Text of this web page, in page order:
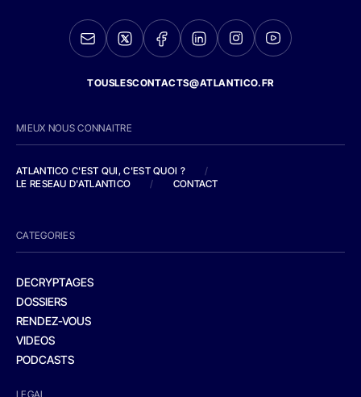
TOUSLESCONTACTS@ATLANTICO.FR
MIEUX NOUS CONNAITRE
ATLANTICO C'EST QUI, C'EST QUOI ?
/
LE RESEAU D'ATLANTICO
/ CONTACT
CATEGORIES
DECRYPTAGES
DOSSIERS
RENDEZ-VOUS
VIDEOS
PODCASTS
LEGAL